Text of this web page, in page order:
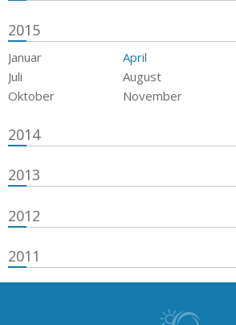
2015
Januar April
Juli
August
Oktober
November
2014
2013
2012
2011